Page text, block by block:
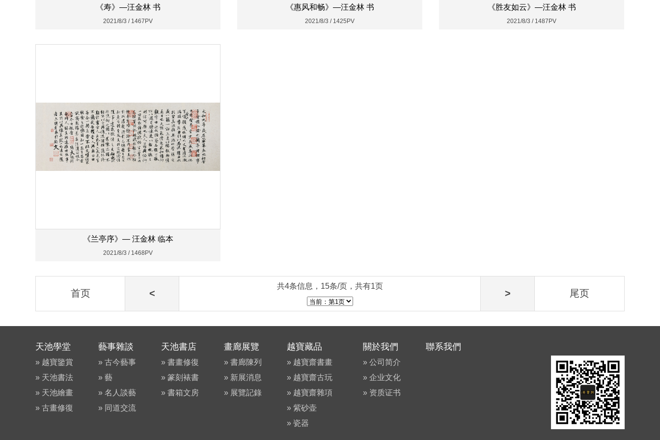
《寿》—汪金林 书
2021/8/3 / 1467PV
《惠风和畅》—汪金林 书
2021/8/3 / 1425PV
《胜友如云》—汪金林 书
2021/8/3 / 1487PV
《兰亭序》— 汪金林 临本
2021/8/3 / 1468PV
首页 <
共4条信息，15条/页，共有1页
> 尾页
天池學堂
» 越寶鑒賞
» 天池書法
» 天池繪畫
» 古畫修復
藝事雜談
» 古今藝事
» 藝
» 名人談藝
» 同道交流
天池書店
» 書畫修復
» 篆刻裱書
» 書箱文房
畫廊展覽
» 書廊陳列
» 新展消息
» 展覽記錄
越寶藏品
» 越寶齋書畫
» 越寶齋古玩
» 越寶齋雜項
» 紫砂壶
» 瓷器
關於我們
» 公司简介
» 企业文化
» 资质证书
聯系我們